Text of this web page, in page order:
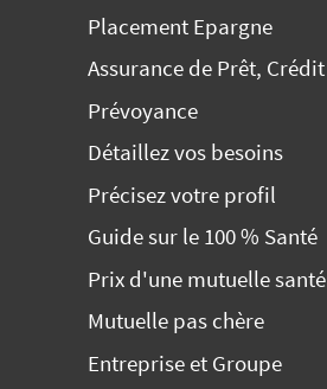
Placement Epargne
Assurance de Prêt, Crédit
Prévoyance
Détaillez vos besoins
Précisez votre profil
Guide sur le 100 % Santé
Prix d'une mutuelle santé
Mutuelle pas chère
Entreprise et Groupe